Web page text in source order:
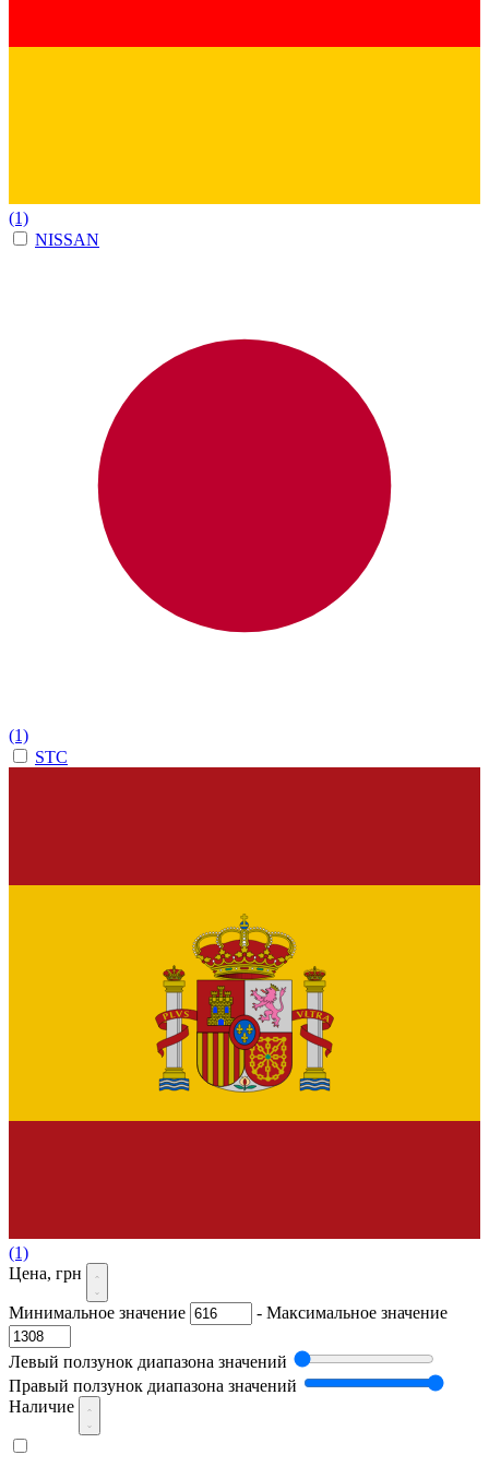
(1)
NISSAN
(1)
STC
(1)
Цена, грн
Минимальное значение - Максимальное значение
Левый ползунок диапазона значений
Правый ползунок диапазона значений
Наличие